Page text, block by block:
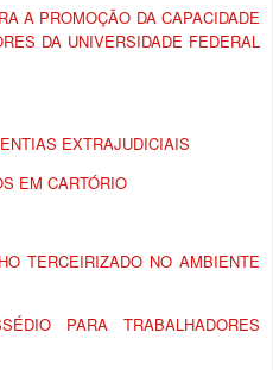
A PROMOÇÃO DA CAPACIDADE
DA UNIVERSIDADE FEDERAL
EXTRAJUDICIAIS
EM CARTÓRIO
TERCEIRIZADO NO AMBIENTE
PARA TRABALHADORES